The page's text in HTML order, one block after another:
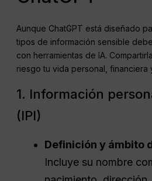
Aunque ChatGPT está diseñado
tipos de información sensible
con herramientas de IA.
riesgo tu vida personal, financiera
1. Información
(IPI)
Definición y ámbito
Incluye su nombre